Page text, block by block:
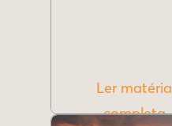
Ler matéria
completa